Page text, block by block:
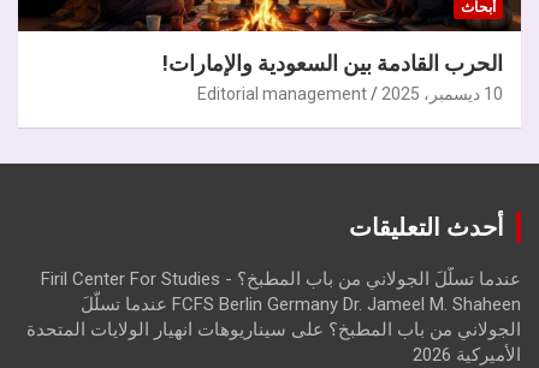
أبحاث
الحرب القادمة بين السعودية والإمارات!
10 ديسمبر، 2025 Editorial management
أحدث التعليقات
عندما تسلّلَ الجولاني من باب المطبخ؟ - Firil Center For Studies
FCFS Berlin Germany Dr. Jameel M. Shaheen عندما تسلّلَ
الجولاني من باب المطبخ؟ على سيناريوهات انهيار الولايات المتحدة
الأميركية 2026